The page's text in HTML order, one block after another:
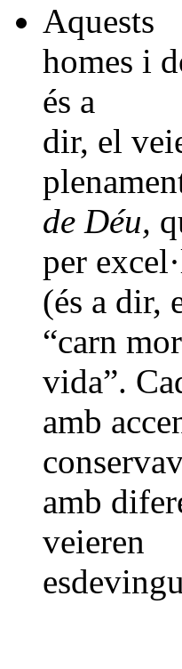
Aquests
homes i
és a
dir, el
de Déu,
per
(és a dir,
“carn
vida”.
amb
amb
veieren